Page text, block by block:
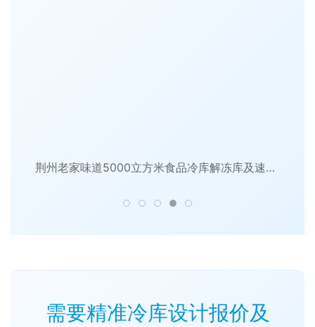
荆州老家味道5000立方米食品冷库解冻库及速冻库建造一体化案例
需要精准冷库设计报价及